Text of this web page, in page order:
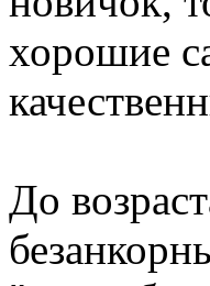
хорошие
До